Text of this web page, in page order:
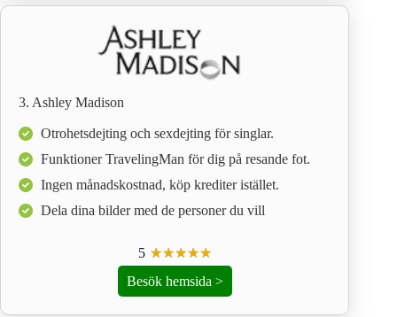
3. Ashley Madison
Otrohetsdejting och sexdejting för singlar.
Funktioner TravelingMan för dig på resande fot.
Ingen månadskostnad, köp krediter istället.
Dela dina bilder med de personer du vill
5 ☆☆☆☆☆
★★★★★
Besök hemsida >